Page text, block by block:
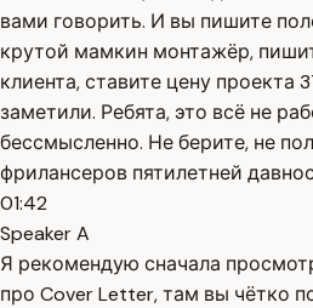
вами говорить. И вы пишите
крутой мамкин монтажёр,
клиента, ставите цену проекта
заметили. Ребята, это всё не
бессмысленно. Не берите, не
фрилансеров пятилетней
01:42
Speaker A
Я рекомендую сначала
про Cover Letter, там вы чётко